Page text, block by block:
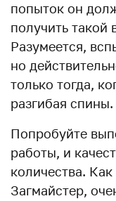
попыток он
получить такой
Разумеется,
но
только тогда,
разгибая спины.
Попробуйте
работы, и
количества.
Загмайстер,